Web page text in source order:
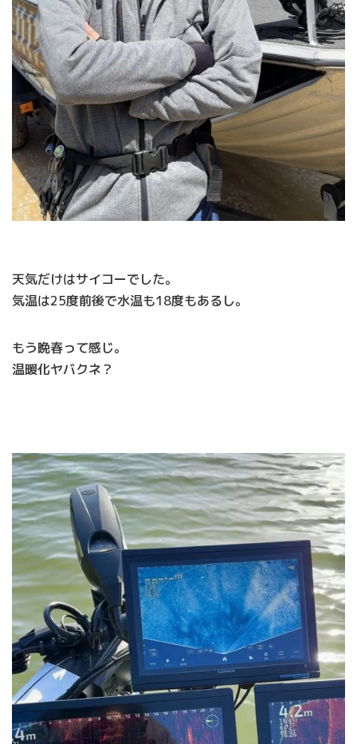
天気だけはサイコーでした。
気温は25度前後で水温も18度もあるし。
もう晩春って感じ。
温暖化ヤバクネ？